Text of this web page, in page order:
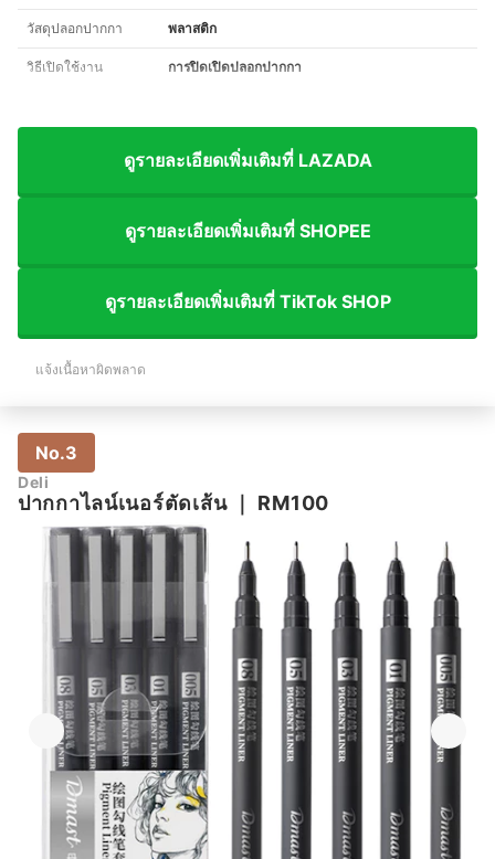
วัสดุปลอกปากกา พลาสติก
วิธีเปิดใช้งาน การปิดเปิดปลอกปากกา
ดูรายละเอียดเพิ่มเติมที่ LAZADA
ดูรายละเอียดเพิ่มเติมที่ SHOPEE
ดูรายละเอียดเพิ่มเติมที่ TikTok SHOP
แจ้งเนื้อหาผิดพลาด
No.3
Deli
ปากกาไลน์เนอร์ตัดเส้น｜ RM100